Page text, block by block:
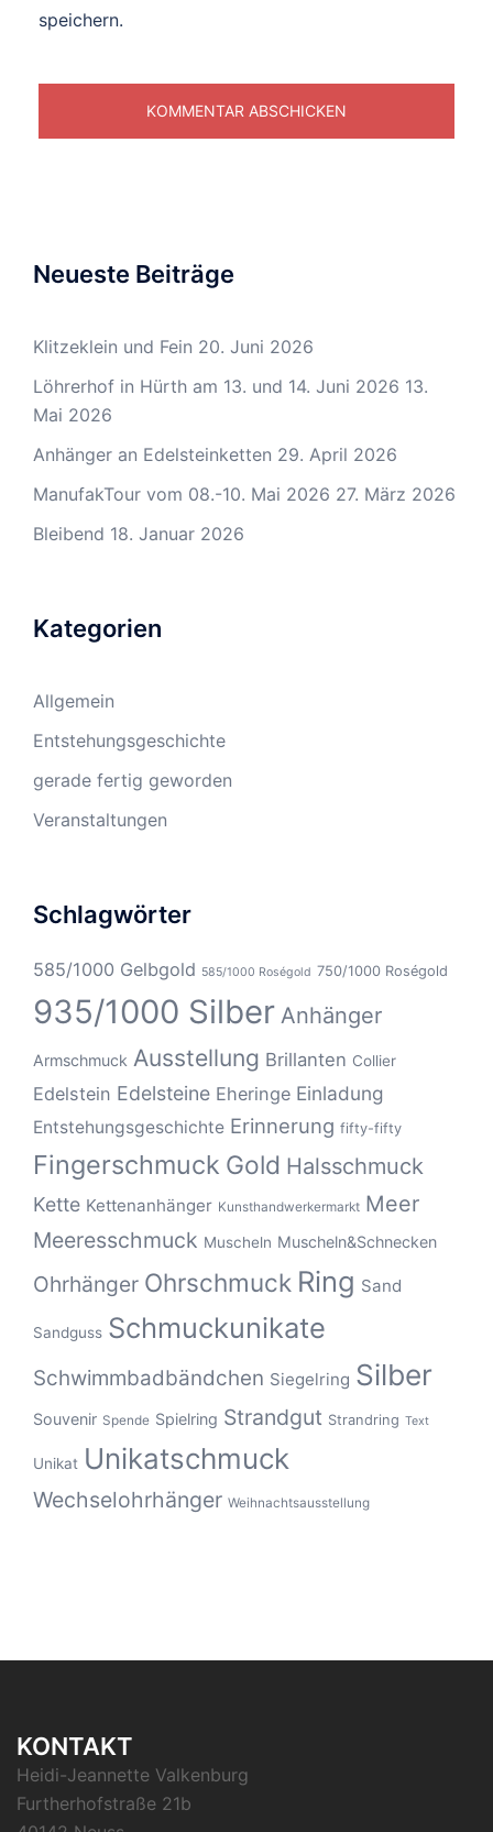
speichern.
Neueste Beiträge
Klitzeklein und Fein 20. Juni 2026
Löhrerhof in Hürth am 13. und 14. Juni 2026 13.
Mai 2026
Anhänger an Edelsteinketten 29. April 2026
ManufakTour vom 08.-10. Mai 2026 27. März 2026
Bleibend 18. Januar 2026
Kategorien
Allgemein
Entstehungsgeschichte
gerade fertig geworden
Veranstaltungen
Schlagwörter
585/1000 Gelbgold 585/1000 Roségold 750/1000 Roségold
935/1000 Silber Anhänger
Armschmuck Ausstellung Brillanten Collier
Edelstein Edelsteine Eheringe Einladung
Entstehungsgeschichte Erinnerung fifty-fifty
Fingerschmuck Gold Halsschmuck
Kette Kettenanhänger Kunsthandwerkermarkt Meer
Meeresschmuck Muscheln Muscheln&Schnecken
Ohrhänger Ohrschmuck Ring Sand
Sandguss Schmuckunikate
Schwimmbadbändchen Siegelring Silber
Souvenir Spende Spielring Strandgut Strandring Text
Unikat Unikatschmuck
Wechselohrhänger Weihnachtsausstellung
KONTAKT
Heidi-Jeannette Valkenburg
Furtherhofstraße 21b